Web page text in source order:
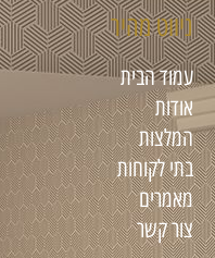
ניווט מהיר
עמוד הבית
אודות
המלצות
בתי לקוחות
מאמרים
צור קשר